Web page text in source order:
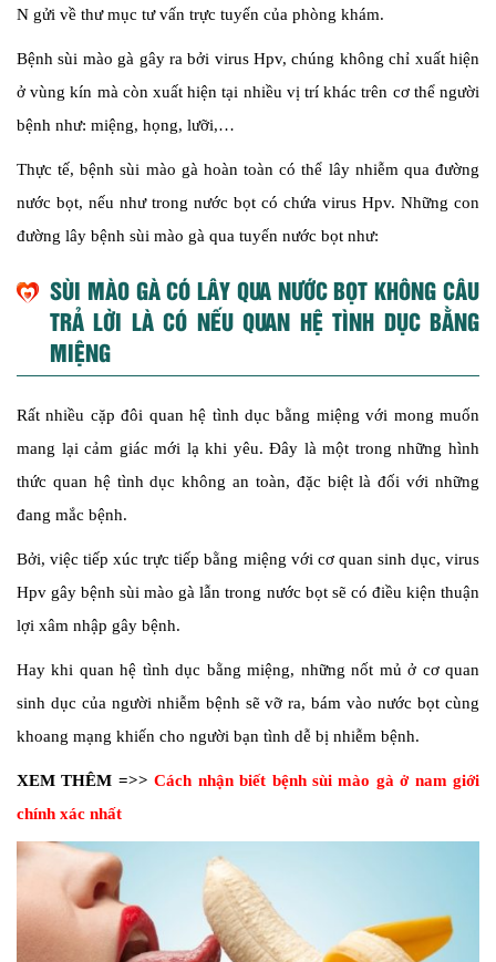
N gửi về thư mục tư vấn trực tuyến của phòng khám.
Bệnh sùi mào gà gây ra bởi virus Hpv, chúng không chỉ xuất hiện
ở vùng kín mà còn xuất hiện tại nhiều vị trí khác trên cơ thể người
bệnh như: miệng, họng, lưỡi,…
Thực tế, bệnh sùi mào gà hoàn toàn có thể lây nhiễm qua đường
nước bọt, nếu như trong nước bọt có chứa virus Hpv. Những con
đường lây bệnh sùi mào gà qua tuyến nước bọt như:
SÙI MÀO GÀ CÓ LÂY QUA NƯỚC BỌT KHÔNG CÂU
TRẢ LỜI LÀ CÓ NẾU QUAN HỆ TÌNH DỤC BẰNG
MIỆNG
Rất nhiều cặp đôi quan hệ tình dục bằng miệng với mong muốn
mang lại cảm giác mới lạ khi yêu. Đây là một trong những hình
thức quan hệ tình dục không an toàn, đặc biệt là đối với những
đang mắc bệnh.
Bởi, việc tiếp xúc trực tiếp bằng miệng với cơ quan sinh dục, virus
Hpv gây bệnh sùi mào gà lẫn trong nước bọt sẽ có điều kiện thuận
lợi xâm nhập gây bệnh.
Hay khi quan hệ tình dục bằng miệng, những nốt mủ ở cơ quan
sinh dục của người nhiễm bệnh sẽ vỡ ra, bám vào nước bọt cùng
khoang mạng khiến cho người bạn tình dễ bị nhiễm bệnh.
XEM THÊM =>> Cách nhận biết bệnh sùi mào gà ở nam giới
chính xác nhất